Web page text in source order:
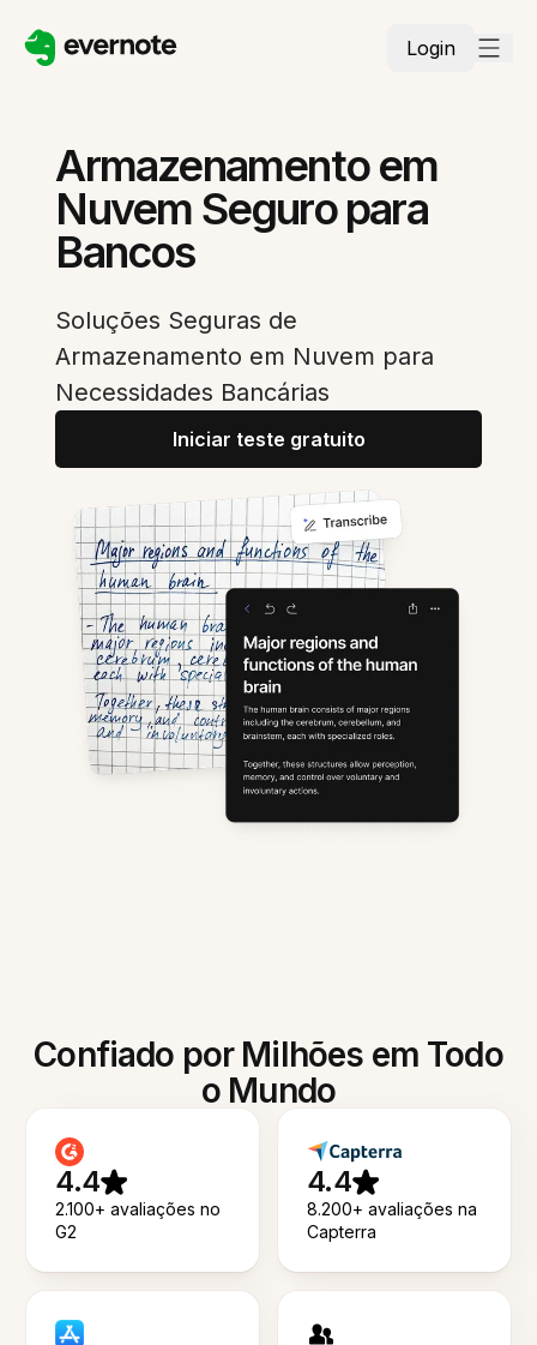
Login
Armazenamento em
Nuvem Seguro para
Bancos
Soluções Seguras de
Armazenamento em Nuvem para
Necessidades Bancárias
Iniciar teste gratuito
Confiado por Milhões em Todo
o Mundo
4.4
2.100+ avaliações no
G2
4.4
8.200+ avaliações na
Capterra